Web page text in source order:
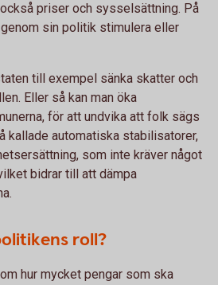
priser och sysselsättning. På
sin politik stimulera eller
till exempel sänka skatter och
Eller så kan man öka
för att undvika att folk sägs
kallade automatiska stabilisatorer,
som inte kräver något
bidrar till att dämpa
roll?
hur mycket pengar som ska